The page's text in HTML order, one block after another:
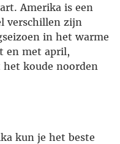
Amerika is een
verschillen zijn
in het warme
en met april,
koude noorden
kun je het beste